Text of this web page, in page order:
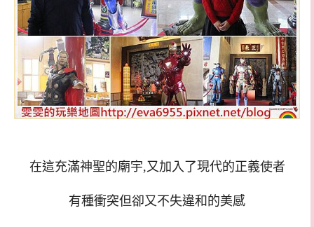
在這充滿神聖的廟宇,又加入了現代的正義使者
有種衝突但卻又不失違和的美感